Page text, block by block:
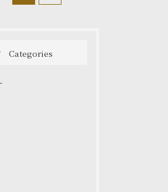
Categories